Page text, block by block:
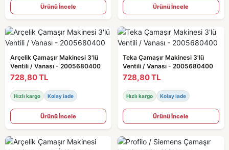
Ürünü İncele Ürünü İncele
Arçelik Çamaşır Makinesi 3'lü
Ventili / Vanası - 2005680400
728,80 TL
Hızlı kargo Kolay iade
Ürünü İncele
Teka Çamaşır Makinesi 3'lü
Ventili / Vanası - 2005680400
728,80 TL
Hızlı kargo Kolay iade
Ürünü İncele